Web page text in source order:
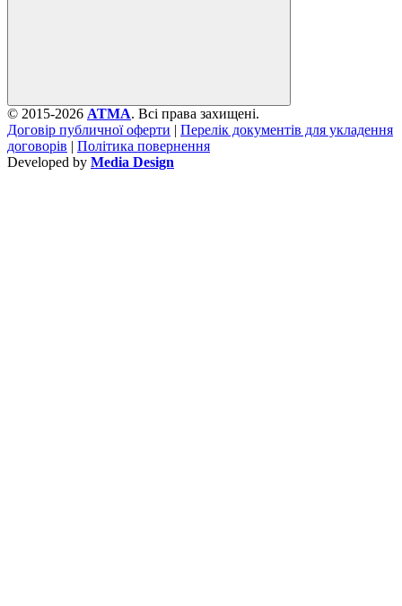
© 2015-2026 ATMA. Всі права захищені.
Договір публичної оферти | Перелік документів для укладення
договорів | Політика повернення
Developed by Media Design